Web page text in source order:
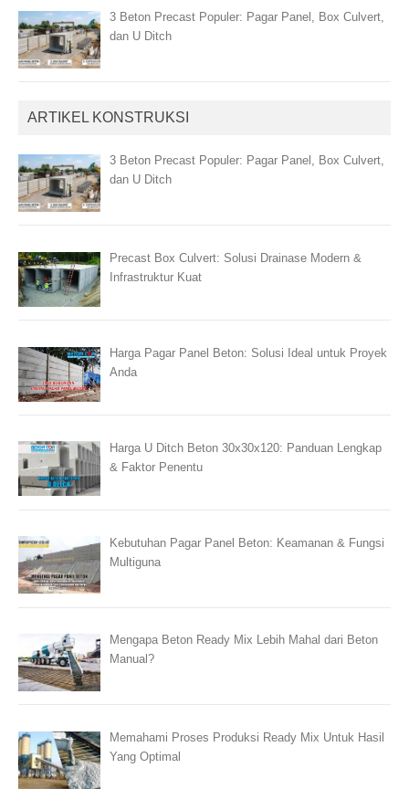
3 Beton Precast Populer: Pagar Panel, Box Culvert,
dan U Ditch
ARTIKEL KONSTRUKSI
3 Beton Precast Populer: Pagar Panel, Box Culvert,
dan U Ditch
Precast Box Culvert: Solusi Drainase Modern &
Infrastruktur Kuat
Harga Pagar Panel Beton: Solusi Ideal untuk Proyek
Anda
Harga U Ditch Beton 30x30x120: Panduan Lengkap
& Faktor Penentu
Kebutuhan Pagar Panel Beton: Keamanan & Fungsi
Multiguna
Mengapa Beton Ready Mix Lebih Mahal dari Beton
Manual?
Memahami Proses Produksi Ready Mix Untuk Hasil
Yang Optimal